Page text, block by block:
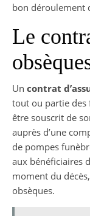
bon déroulement
Le
Un contrat
tout ou partie des
être souscrit de
auprès d’une
de pompes
aux bénéficiaires
moment du
obsèques.